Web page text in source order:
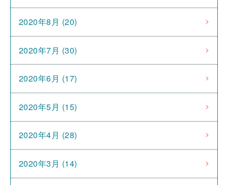
2020年8月 (20)
2020年7月 (30)
2020年6月 (17)
2020年5月 (15)
2020年4月 (28)
2020年3月 (14)